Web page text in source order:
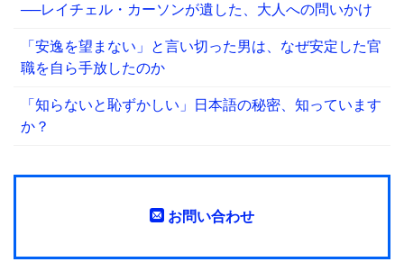
──レイチェル・カーソンが遺した、大人への問いかけ
「安逸を望まない」と言い切った男は、なぜ安定した官
職を自ら手放したのか
「知らないと恥ずかしい」日本語の秘密、知っています
か？
お問い合わせ